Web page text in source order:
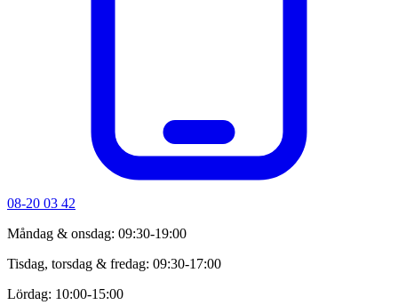
08-20 03 42
Måndag & onsdag: 09:30-19:00
Tisdag, torsdag & fredag: 09:30-17:00
Lördag: 10:00-15:00